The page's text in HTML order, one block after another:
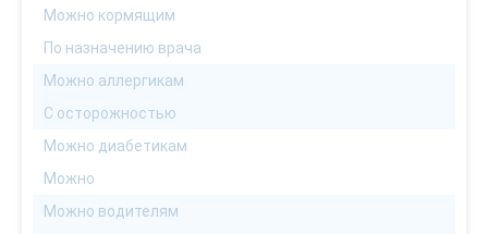
Можно кормящим
По назначению врача
Можно аллергикам
С осторожностью
Можно диабетикам
Можно
Можно водителям